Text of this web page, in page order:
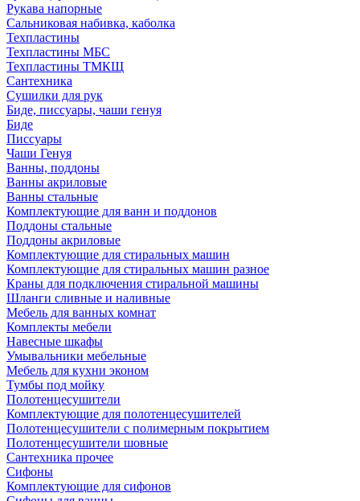
Рукава напорные
Сальниковая набивка, каболка
Техпластины
Техпластины МБС
Техпластины ТМКЩ
Сантехника
Сушилки для рук
Биде, писсуары, чаши генуя
Биде
Писсуары
Чаши Генуя
Ванны, поддоны
Ванны акриловые
Ванны стальные
Комплектующие для ванн и поддонов
Поддоны стальные
Поддоны акриловые
Комплектующие для стиральных машин
Комплектующие для стиральных машин разное
Краны для подключения стиральной машины
Шланги сливные и наливные
Мебель для ванных комнат
Комплекты мебели
Навесные шкафы
Умывальники мебельные
Мебель для кухни эконом
Тумбы под мойку
Полотенцесушители
Комплектующие для полотенцесушителей
Полотенцесушители с полимерным покрытием
Полотенцесушители шовные
Сантехника прочее
Сифоны
Комплектующие для сифонов